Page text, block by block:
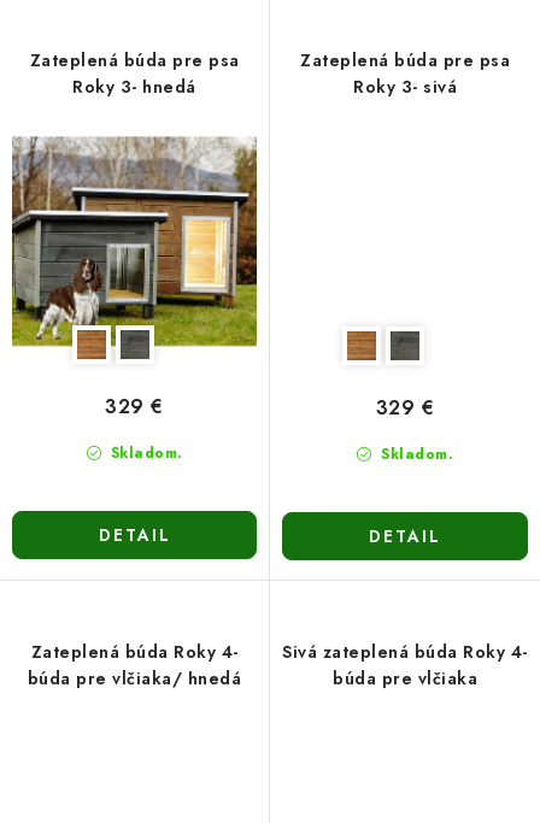
Zateplená búda pre psa
Roky 3- hnedá
Skladom.
329 €
DETAIL
Zateplená búda pre psa
Roky 3- sivá
Skladom.
329 €
DETAIL
Zateplená búda Roky 4-
búda pre vlčiaka/ hnedá
Sivá zateplená búda Roky 4-
búda pre vlčiaka